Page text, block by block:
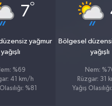
7°
yağmur
yağışlı
%69
41 km/h
%81
Bölgesel
yağışlı
Nem:
Rüzgar: 31
Yağış